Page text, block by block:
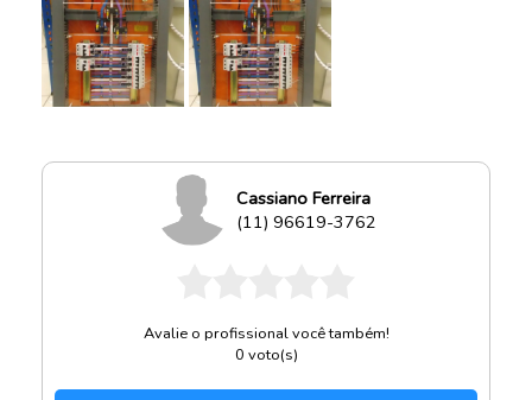
Cassiano Ferreira
(11) 96619-3762
Avalie o profissional você também!
0 voto(s)